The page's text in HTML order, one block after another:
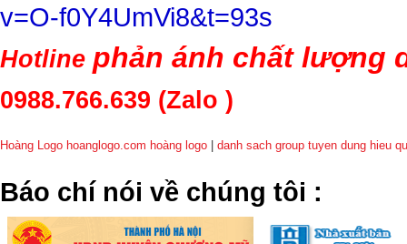
v=O-f0Y4UmVi8&t=93s
Hotline phản ánh chất lượng
0988.766.639 (Zalo )
Hoàng Logo hoanglogo.com hoàng logo danh sach group tuyen dung hieu
​Báo chí nói về chúng tôi :